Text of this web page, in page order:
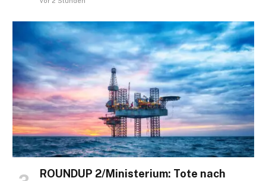
ROUNDUP 2/Ministerium: Tote nach